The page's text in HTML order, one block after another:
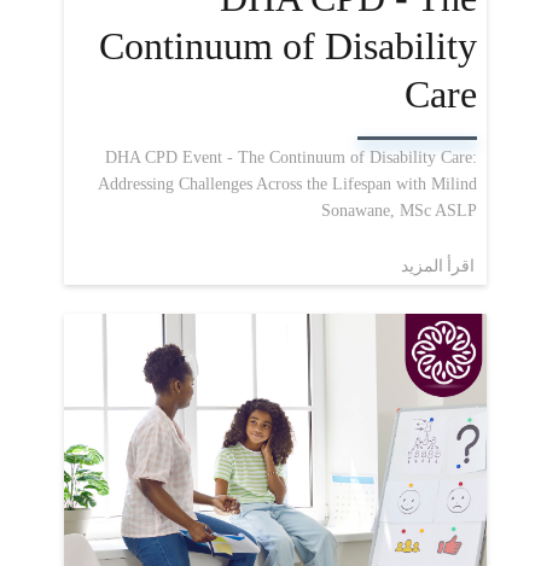
Continuum of Disability
Care
DHA CPD Event - The Continuum of Disability Care:
Addressing Challenges Across the Lifespan with Milind
Sonawane, MSc ASLP
اقرأ المزيد